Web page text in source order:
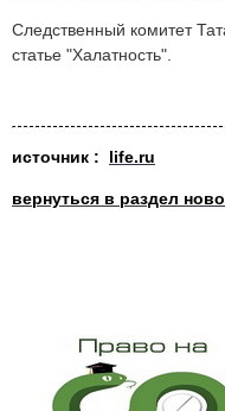
Следственный комитет
статье "Халатность".
источник : life.ru
вернуться в раздел